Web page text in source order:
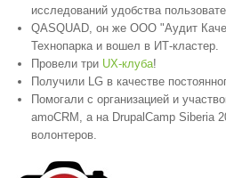
исследований удобства
QASQUAD, он же ООО "Аудит
Технопарка и вошел в ИТ-кластер.
Провели три UX-клуба!
Получили LG в качестве
Помогали с организацией и
amoCRM, а на DrupalCamp Siberia
волонтеров.